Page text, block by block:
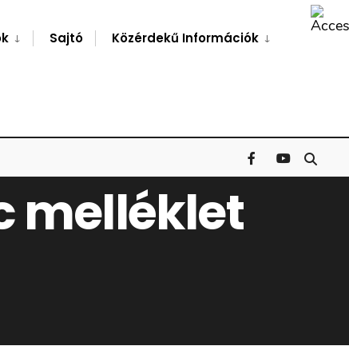
Sajtó Közérdekű Információk
melléklet
Window